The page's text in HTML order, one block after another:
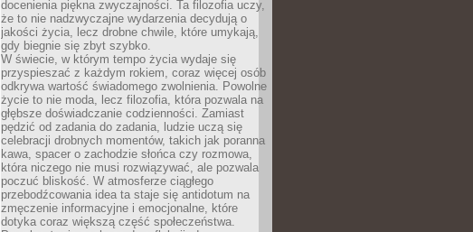
docenienia piękna zwyczajności. Ta filozofia uczy,
że to nie nadzwyczajne wydarzenia decydują o
jakości życia, lecz drobne chwile, które umykają,
gdy biegnie się zbyt szybko.
W świecie, w którym tempo życia wydaje się
przyspieszać z każdym rokiem, coraz więcej osób
odkrywa wartość świadomego zwolnienia. Powolne
życie to nie moda, lecz filozofia, która pozwala na
głębsze doświadczanie codzienności. Zamiast
pędzić od zadania do zadania, ludzie uczą się
celebracji drobnych momentów, takich jak poranna
kawa, spacer o zachodzie słońca czy rozmowa,
która niczego nie musi rozwiązywać, ale pozwala
poczuć bliskość. W atmosferze ciągłego
przebodźcowania idea ta staje się antidotum na
zmęczenie informacyjne i emocjonalne, które
dotyka coraz większą część społeczeństwa.